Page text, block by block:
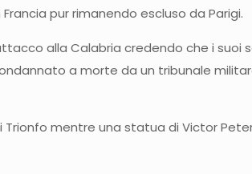
pur rimanendo escluso da Parigi.
alla Calabria credendo che i
a morte da un tribunale
mentre una statua di Victor